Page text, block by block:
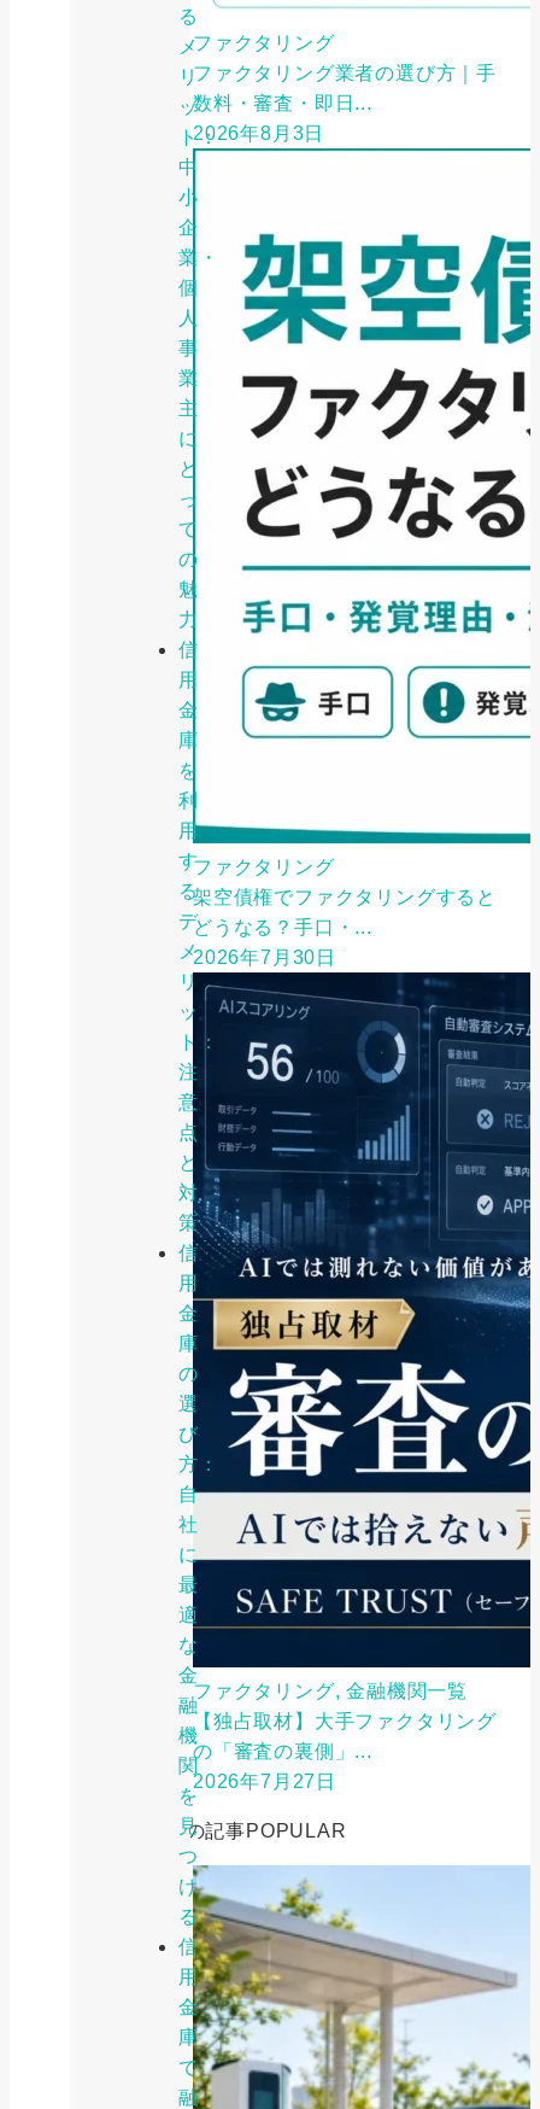
る
メ
リ
ッ
ト：
中
小
企
業・
個
人
事
業
主
に
と
っ
て
の
魅
力
信
用
金
庫
を
利
用
す
る
デ
メ
リ
ッ
ト：
注
意
点
と
対
策
信
用
金
庫
の
選
び
方：
自
社
に
最
適
な
金
融
機
関
を
見
つ
け
る
信
用
金
庫
で
融
ファクタリング
ファクタリング業者の選び方｜手
数料・審査・即日...
2026年8月3日
ファクタリング
架空債権でファクタリングすると
どうなる？手口・...
2026年7月30日
ファクタリング, 金融機関一覧
【独占取材】大手ファクタリング
の「審査の裏側」...
2026年7月27日
人気の記事POPULAR